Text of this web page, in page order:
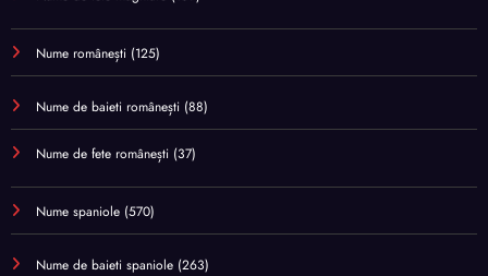
Nume românești (125)
Nume de baieti românești (88)
Nume de fete românești (37)
Nume spaniole (570)
Nume de baieti spaniole (263)